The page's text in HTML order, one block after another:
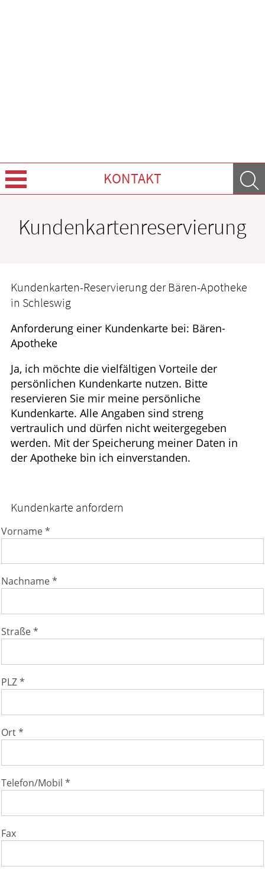
KONTAKT
Krankheiten & Therapie
WELLNESS
HOMÖOPATHIE
Kundenkartenreservierung
Kundenkarten-Reservierung der Bären-Apotheke
in Schleswig
Anforderung einer Kundenkarte bei: Bären-
Apotheke
Ja, ich möchte die vielfältigen Vorteile der
persönlichen Kundenkarte nutzen. Bitte
reservieren Sie mir meine persönliche
Kundenkarte. Alle Angaben sind streng
vertraulich und dürfen nicht weitergegeben
werden. Mit der Speicherung meiner Daten in
der Apotheke bin ich einverstanden.
Kundenkarte anfordern
Vorname *
Nachname *
Straße *
PLZ *
Ort *
Telefon/Mobil *
Fax